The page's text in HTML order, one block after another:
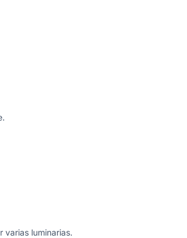
luminarias.